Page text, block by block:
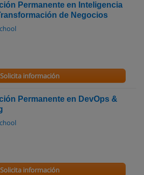
Permanente en Inteligencia
de Negocios
Solicita información
Permanente en DevOps &
Solicita información